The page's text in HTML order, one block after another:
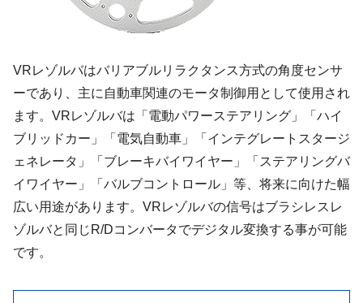
VRレゾルバはバリアブルリラクタンス方式の角度センサ
ーであり、主に自動車関連のモータ制御用として使用され
ます。VRレゾルバは「電動パワーステアリング」「ハイ
ブリッドカー」「電気自動車」「インテグレートスタージ
ェネレータ」「ブレーキバイワイヤー」「ステアリングバ
イワイヤー」「バルブコントロール」等、将来に向けた幅
広い用途があります。VRレゾルバの信号はブラシレスレ
ゾルバと同じR/Dコンバータでデジタル変換する事が可能
です。